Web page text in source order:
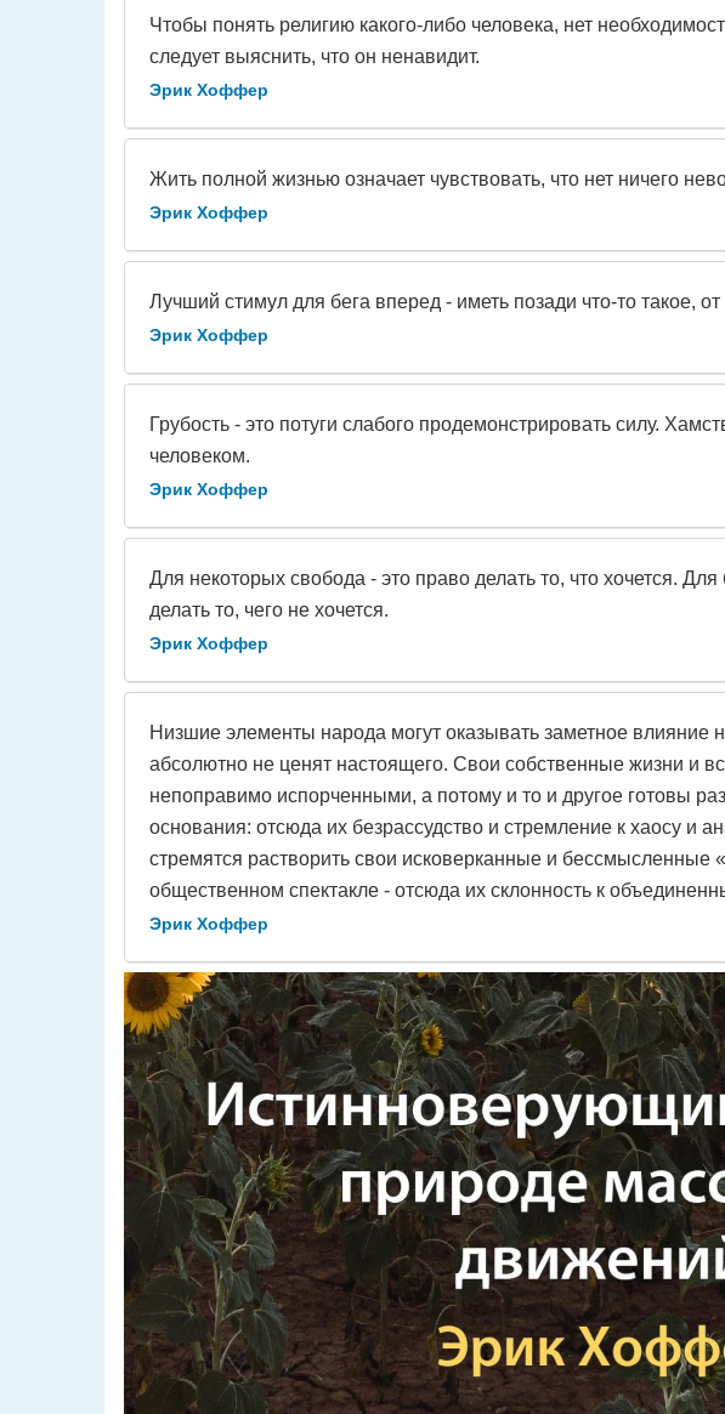
Чтобы понять религию какого-либо человека, нет
следует выяснить, что он ненавидит.
Эрик Хоффер
Жить полной жизнью означает чувствовать, что нет ничего
Эрик Хоффер
Лучший стимул для бега вперед - иметь позади что-то такое, от
Эрик Хоффер
Грубость - это потуги слабого продемонстрировать силу.
человеком.
Эрик Хоффер
Для некоторых свобода - это право делать то, что хочется.
делать то, чего не хочется.
Эрик Хоффер
Низшие элементы народа могут оказывать заметное влияние
абсолютно не ценят настоящего. Свои собственные жизни и
непоправимо испорченными, а потому и то и другое готовы
основания: отсюда их безрассудство и стремление к хаосу и
стремятся растворить свои исковерканные и бессмысленные
общественном спектакле - отсюда их склонность к
Эрик Хоффер